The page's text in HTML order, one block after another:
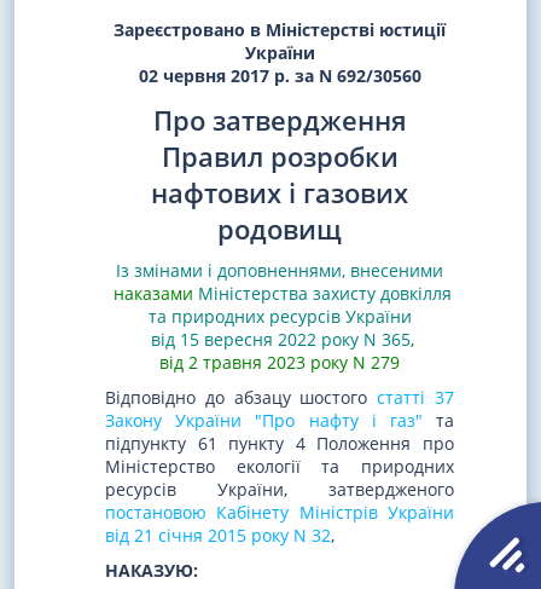
Зареєстровано в Міністерстві юстиції
України
02 червня 2017 р. за N 692/30560
Про затвердження
Правил розробки
нафтових і газових
родовищ
Із змінами і доповненнями, внесеними
наказами Міністерства захисту довкілля
та природних ресурсів України
від 15 вересня 2022 року N 365,
від 2 травня 2023 року N 279
Відповідно до абзацу шостогостатті 37
Закону України "Про нафту і газ" та
підпункту 61 пункту 4 Положення про
Міністерство екології та природних
ресурсів України, затвердженого
постановою Кабінету Міністрів України
від 21 січня 2015 року N 32,
НАКАЗУЮ: